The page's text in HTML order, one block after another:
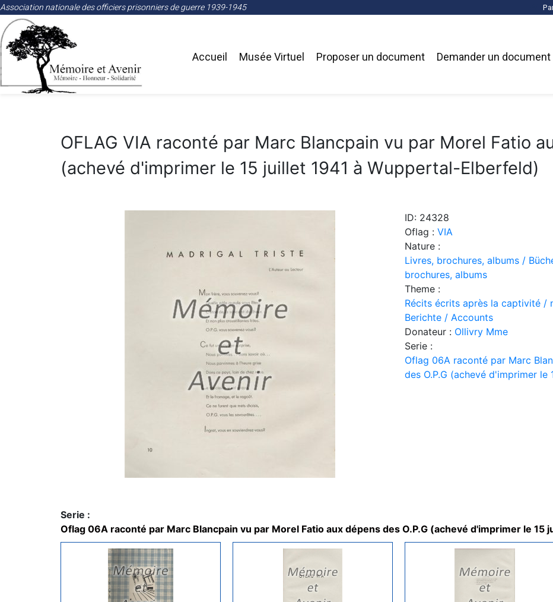
Association nationale des officiers prisonniers de guerre 1939-1945
Accueil Musée Virtuel Proposer un document Demander un document
OFLAG VIA raconté par Marc Blancpain vu par Morel Fatio
(achevé d'imprimer le 15 juillet 1941 à Wuppertal-Elberfeld)
ID: 24328
Oflag : VIA
Nature :
Livres, brochures, albums /
brochures, albums
Theme :
Récits écrits après la captivité /
Berichte / Accounts
Donateur : Ollivry Mme
Serie :
Oflag 06A raconté par Marc
des O.P.G (achevé d'imprimer
Serie :
Oflag 06A raconté par Marc Blancpain vu par Morel Fatio aux dépens des O.P.G (achevé d'imprimer le 15